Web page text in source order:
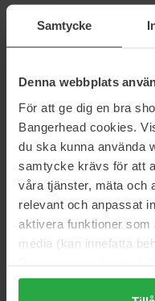
Samtycke
Denna webbplats
För att ge dig en bra
Bangerhead cookies.
du ska kunna använda
samtycke krävs för att
våra tjänster, mäta och
relevant och anpassat
aktivera funktioner som
media (kan innefatta
Genom att trycka på
Peach 77% Niacin Enriched
50 ml
419 kr
Anua
Heartleaf LHA Moisture
Gel
219 kr
PDRN Hyaluronic Acid 100